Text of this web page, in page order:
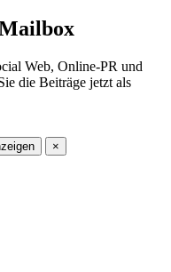
Web, Online-PR und
die Beiträge jetzt als
×